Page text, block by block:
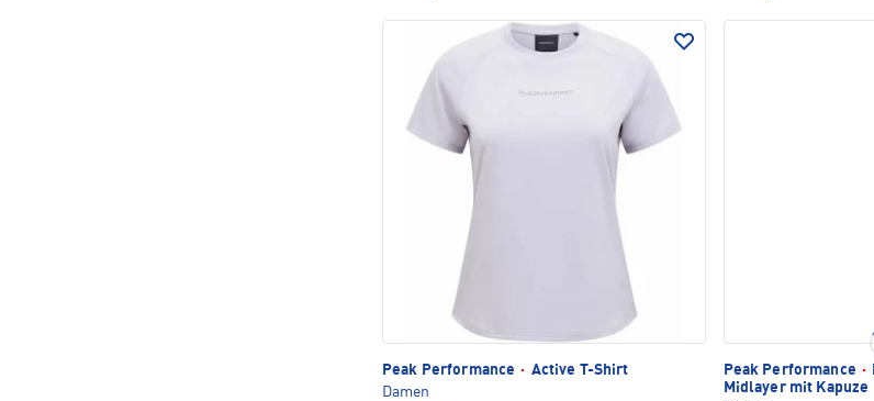
Peak Performance · Active T-Shirt
Damen
Peak Performance ·
Midlayer mit Kapuze